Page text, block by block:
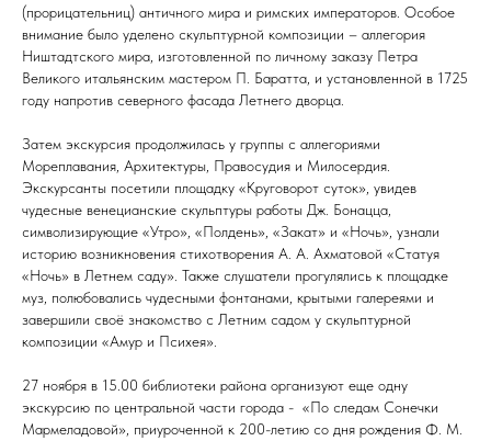
(прорицательниц) античного мира и римских императоров. Особое
внимание было уделено скульптурной композиции – аллегория
Ништадтского мира, изготовленной по личному заказу Петра
Великого итальянским мастером П. Баратта, и установленной в 1725
году напротив северного фасада Летнего дворца.
Затем экскурсия продолжилась у группы с аллегориями
Мореплавания, Архитектуры, Правосудия и Милосердия.
Экскурсанты посетили площадку «Круговорот суток», увидев
чудесные венецианские скульптуры работы Дж. Бонацца,
символизирующие «Утро», «Полдень», «Закат» и «Ночь», узнали
историю возникновения стихотворения А. А. Ахматовой «Статуя
«Ночь» в Летнем саду». Также слушатели прогулялись к площадке
муз, полюбовались чудесными фонтанами, крытыми галереями и
завершили своё знакомство с Летним садом у скульптурной
композиции «Амур и Психея».
27 ноября в 15.00 библиотеки района организуют еще одну
экскурсию по центральной части города - «По следам Сонечки
Мармеладовой», приуроченной к 200-летию со дня рождения Ф. М.